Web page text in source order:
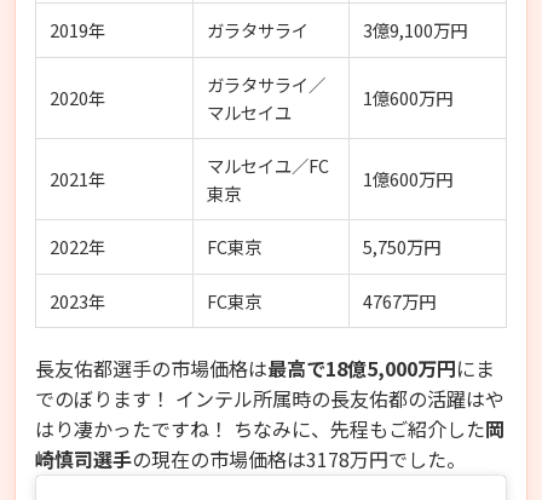
2019年 ガラタサライ 3億9,100万円
2020年
ガラタサライ／
マルセイユ
1億600万円
2021年
マルセイユ／FC
東京
1億600万円
2022年 FC東京 5,750万円
2023年 FC東京 4767万円
長友佑都選手の市場価格は最高で18億5,000万円にま
でのぼります！ インテル所属時の長友佑都の活躍はや
はり凄かったですね！ ちなみに、先程もご紹介した岡
崎慎司選手の現在の市場価格は3178万円でした。